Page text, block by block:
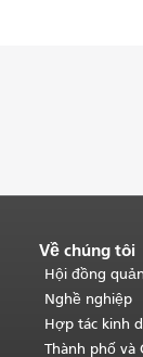
Về chúng tôi
Hội đồng
Nghề nghiệp
Hợp tác kinh
Thành phố và